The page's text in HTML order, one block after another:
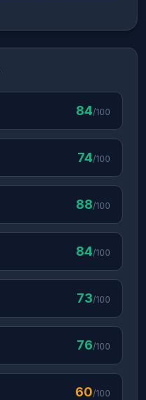
84/100
74/100
88/100
84/100
73/100
76/100
60/100